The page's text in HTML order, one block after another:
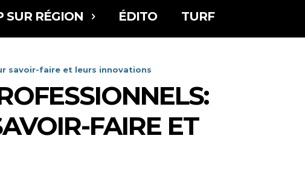
SUR RÉGION ÉDITO TURF
savoir-faire et leurs innovations
FAIRE ET